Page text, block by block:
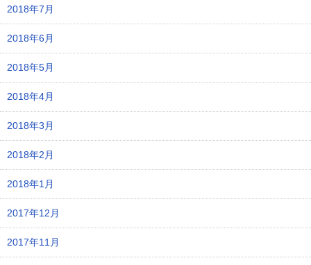
2018年7月
2018年6月
2018年5月
2018年4月
2018年3月
2018年2月
2018年1月
2017年12月
2017年11月